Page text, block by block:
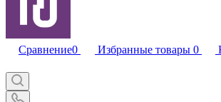
Сравнение0 Избранные товары 0